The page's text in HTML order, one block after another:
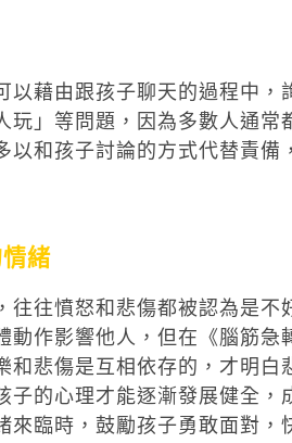
藉由跟孩子聊天的過程中，
玩」等問題，因為多數人通常
以和孩子討論的方式代替責備
緒
往往憤怒和悲傷都被認為是不
作影響他人，但在《腦筋急
悲傷是互相依存的，才明白
的心理才能逐漸發展健全，
臨時，鼓勵孩子勇敢面對，